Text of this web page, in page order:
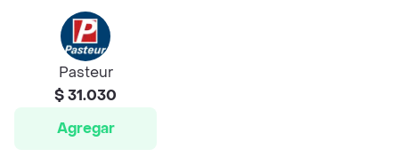
Pasteur
$ 31.030
Agregar